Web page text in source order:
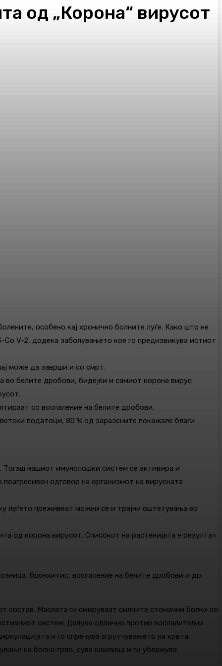
од „Корона“ вирусот
особено кај хронично болните луѓе. Како што не
Co V-2, додека заболувањето кое го предизвикува истиот
може да заврши и со смрт.
во белите дробови, бидејќи и самиот корона вирус
со воспаление на белите дробови.
податоци, 80 % од заразените покажале благи
Тогаш нашиот имунолошки систем се активира и
одговор на организмот на вирусната
луѓето преживеат можни се и трајни оштетувања во
од корона вирусот. Списокот на растенијата е резултат
бронхитис, воспаление на белите дробови и др.
состав. Маслата ги смируваат силните стомачни болки со
систем. Делува одлично против воспалителни
и го спречува згрутчувањето на крвта.
на болно грло, сува кашлица и ги ублажува